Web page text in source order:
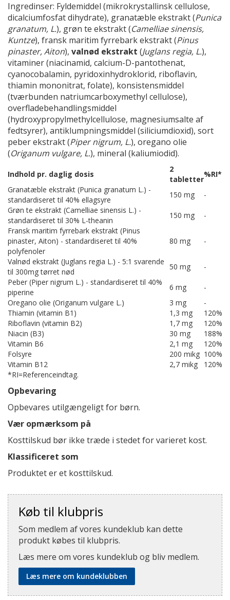
Ingredinser: Fyldemiddel (mikrokrystallinsk cellulose,
dicalciumfosfat dihydrate), granatæble ekstrakt (Punica
granatum, L.), grøn te ekstrakt (Camelliae sinensis,
Kuntze), fransk maritim fyrrebark ekstrakt (Pinus
pinaster, Aiton), valnød ekstrakt (Juglans regia, L.),
vitaminer (niacinamid, calcium-D-pantothenat,
cyanocobalamin, pyridoxinhydroklorid, riboflavin,
thiamin mononitrat, folate), konsistensmiddel
(tværbunden natriumcarboxymethyl cellulose),
overfladebehandlingsmiddel
(hydroxypropylmethylcellulose, magnesiumsalte af
fedtsyrer), antiklumpningsmiddel (siliciumdioxid), sort
peber ekstrakt (Piper nigrum, L.), oregano olie
(Origanum vulgare, L.), mineral (kaliumiodid).
Indhold pr. daglig dosis
2
tabletter
%RI*
Granatæble ekstrakt (Punica granatum L.) -
standardiseret til 40% ellagsyre
150 mg
-
Grøn te ekstrakt (Camelliae sinensis L.) -
standardiseret til 30% L-theanin
150 mg
-
Fransk maritim fyrrebark ekstrakt (Pinus
pinaster, Aiton) - standardiseret til 40%
polyfenoler
80 mg -
Valnød ekstrakt (Juglans regia L.) - 5:1 svarende
til 300mg tørret nød
50 mg
-
Peber (Piper nigrum L.) - standardiseret til 40%
piperine
6 mg
-
Oregano olie (Origanum vulgare L.)
3 mg
-
Thiamin (vitamin B1)
1,3 mg
120%
Riboflavin (vitamin B2)
1,7 mg
120%
Niacin (B3)
30 mg
188%
Vitamin B6
2,1 mg
120%
Folsyre
200 mikg 100%
Vitamin B12
2,7 mikg
120%
*RI=Referenceindtag.
Opbevaring
Opbevares utilgængeligt for børn.
Vær opmærksom på
Kosttilskud bør ikke træde i stedet for varieret kost.
Klassificeret som
Produktet er et kosttilskud.
Køb til klubpris
Som medlem af vores kundeklub kan dette
produkt købes til klubpris.
Læs mere om vores kundeklub og bliv medlem.
Læs mere om kundeklubben